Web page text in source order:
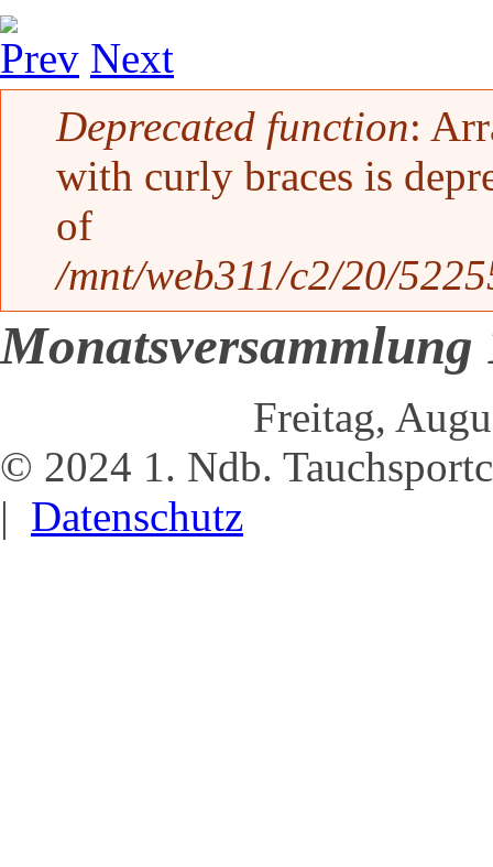
Prev Next
Fehlermeldung
Deprecated function:
with curly braces is
of
/mnt/web311/c2/20/
Monatsversammlung
Freitag,
© 2024 1. Ndb.
| Datenschutz